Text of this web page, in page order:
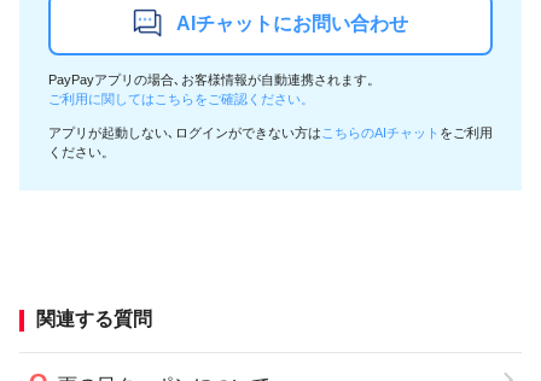
AIチャットにお問い合わせ
PayPayアプリの場合､お客様情報が自動連携されます。
ご利用に関してはこちらをご確認ください。
アプリが起動しない､ログインができない方は こちらのAIチャット をご利用
ください。
関連する質問